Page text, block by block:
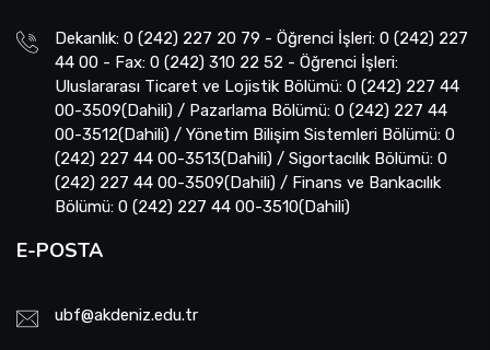
Dekanlık: 0 (242) 227 20 79 - Öğrenci İşleri: 0 (242) 227
44 00 - Fax: 0 (242) 310 22 52 - Öğrenci İşleri:
Uluslararası Ticaret ve Lojistik Bölümü: 0 (242) 227 44
00-3509(Dahili) / Pazarlama Bölümü: 0 (242) 227 44
00-3512(Dahili) / Yönetim Bilişim Sistemleri Bölümü: 0
(242) 227 44 00-3513(Dahili) / Sigortacılık Bölümü: 0
(242) 227 44 00-3509(Dahili) / Finans ve Bankacılık
Bölümü: 0 (242) 227 44 00-3510(Dahili)
E-POSTA
ubf@akdeniz.edu.tr